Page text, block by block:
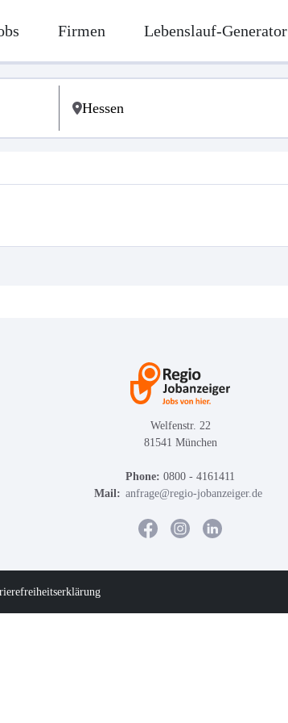
Firmen Lebenslauf-Generator
Welfenstr. 22
81541 München
Phone: 0800 - 4161411
Mail: anfrage@regio-jobanzeiger.de